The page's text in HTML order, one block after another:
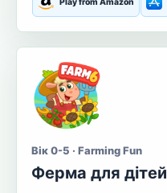
Вік 0-5 · Farming Fun
Ферма для дітей